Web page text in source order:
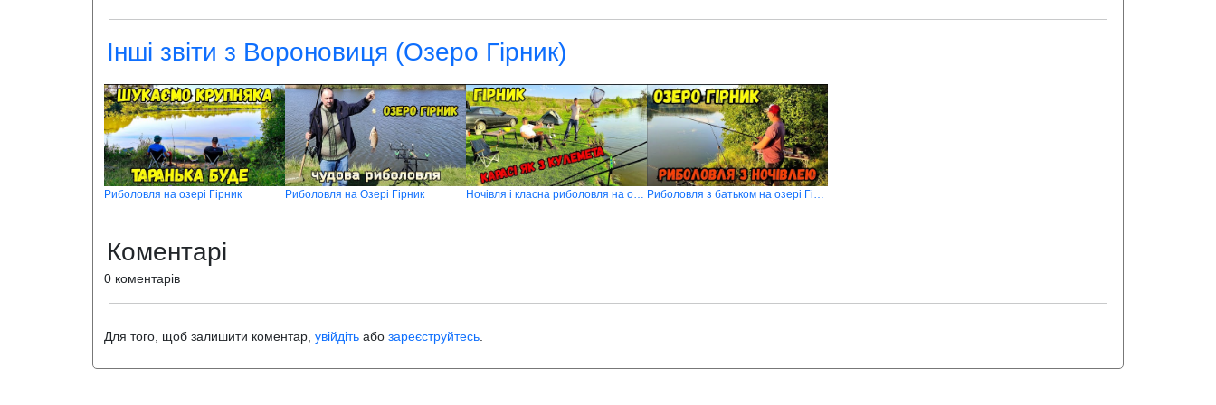
Інші звіти з Вороновиця (Озеро Гірник)
Риболовля на озері Гірник Риболовля на Озері Гірник Ночівля і класна риболовля на озері Гірник Риболовля з батьком на озері Гірник
Коментарі
0 коментарів
Для того, щоб залишити коментар, увійдіть або зареєструйтесь